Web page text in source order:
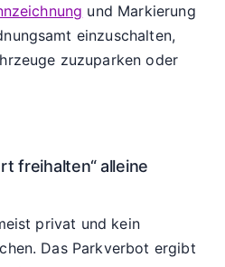
und Markierung
einzuschalten,
zuzuparken oder
freihalten“ alleine
privat und kein
Das Parkverbot ergibt